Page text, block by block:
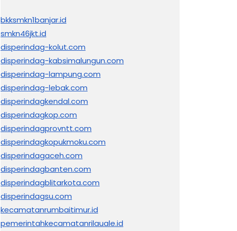
bkksmkn1banjar.id
smkn46jkt.id
disperindag-kolut.com
disperindag-kabsimalungun.com
disperindag-lampung.com
disperindag-lebak.com
disperindagkendal.com
disperindagkop.com
disperindagprovntt.com
disperindagkopukmoku.com
disperindagaceh.com
disperindagbanten.com
disperindagblitarkota.com
disperindagsu.com
kecamatanrumbaitimur.id
pemerintahkecamatanrilauale.id